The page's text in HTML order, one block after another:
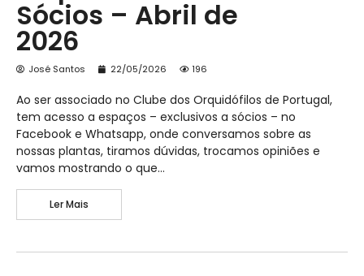
Sócios – Abril de
2026
José Santos 22/05/2026 196
Ao ser associado no Clube dos Orquidófilos de Portugal,
tem acesso a espaços – exclusivos a sócios – no
Facebook e Whatsapp, onde conversamos sobre as
nossas plantas, tiramos dúvidas, trocamos opiniões e
vamos mostrando o que…
Ler Mais